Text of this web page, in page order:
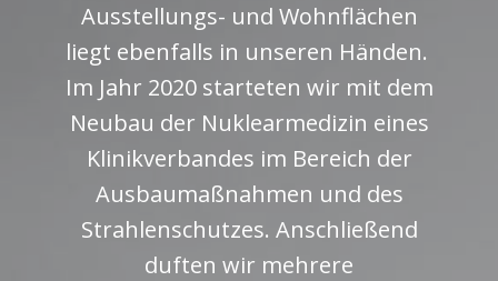
Ausstellungs- und Wohnflächen
liegt ebenfalls in unseren Händen.
Im Jahr 2020 starteten wir mit dem
Neubau der Nuklearmedizin eines
Klinikverbandes im Bereich der
Ausbaumaßnahmen und des
Strahlenschutzes. Anschließend
duften wir mehrere